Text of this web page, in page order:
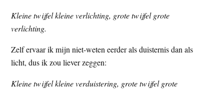
Kleine twijfel kleine verlichting, grote twijfel grote
verlichting.
Zelf ervaar ik mijn niet-weten eerder als duisternis dan als
licht, dus ik zou liever zeggen:
Kleine twijfel kleine verduistering, grote twijfel grote